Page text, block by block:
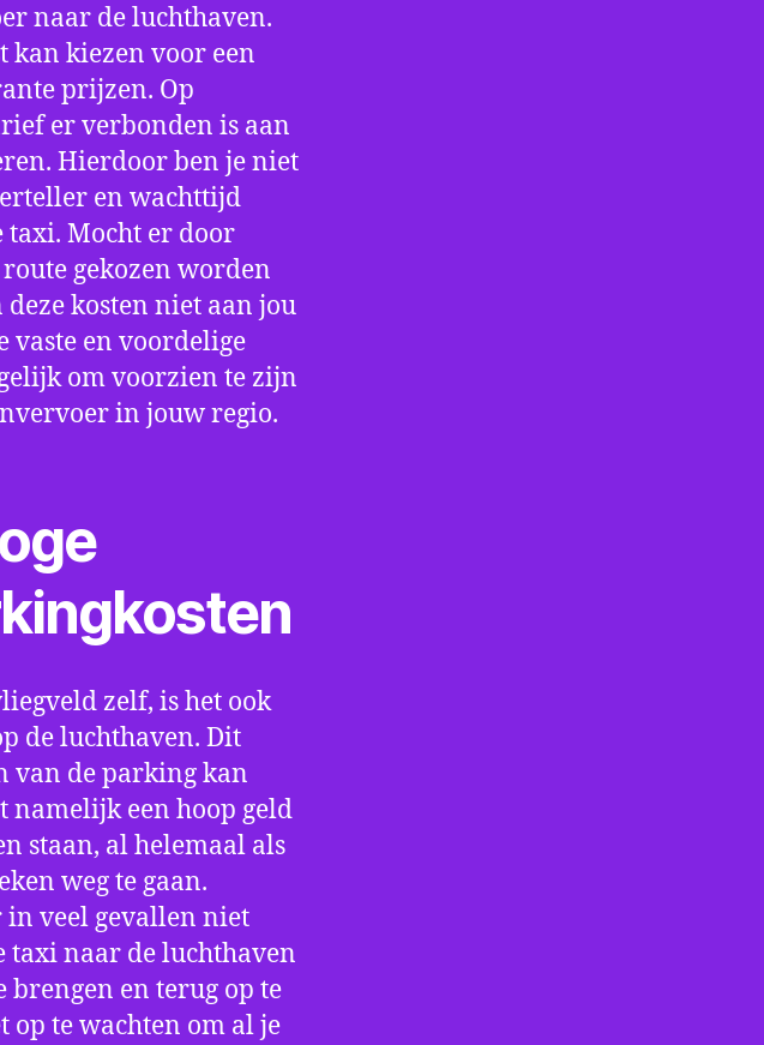
naar de luchthaven.
kan kiezen voor een
prijzen. Op
er verbonden is aan
Hierdoor ben je niet
en wachttijd
taxi. Mocht er door
gekozen worden
kosten niet aan jou
vaste en voordelige
om voorzien te zijn
in jouw regio.
zelf, is het ook
de luchthaven. Dit
van de parking kan
namelijk een hoop geld
staan, al helemaal als
weg te gaan.
in veel gevallen niet
taxi naar de luchthaven
brengen en terug op te
te wachten om al je